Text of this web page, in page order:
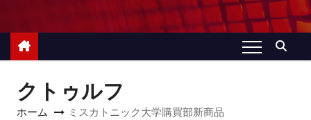
クトゥルフ
ホーム ミスカトニック大学購買部新商品